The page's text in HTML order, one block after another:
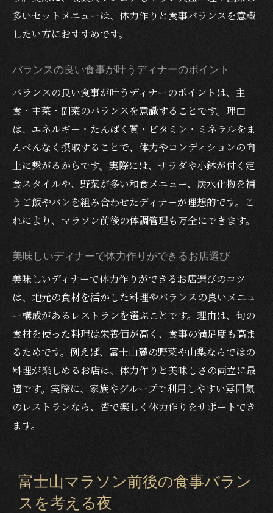
ディナーで味わう栄養満点のバランスメニ
ュー
最適
ディナーで叶える体力アップの夜ご飯選び
富士山マラソンに向けた夜ご飯のポイント
美味しい夜ご飯で体力作りをサポートしよ
う
バランスの良い夜ご飯が体力アップの鍵に
なる
河口湖駅周辺のディナーで満足できる夜ご
家族や友人と楽しむ河口湖ディナーの魅力
家族で楽しむディナーが体力作りに最適な
理由
友人と味わう河口湖の美味しいディナー体
験
バランス重視のディナーで健康をシェアし
よう
子連れでも安心なディナーの選び方と工夫
ディナーで心も体も満たされる河口湖の夜
多いセットメニューは、体力作りと食事バランスを意識
したい方におすすめです。
バランスの良い食事が叶うディナーのポイント
バランスの良い食事が叶うディナーのポイントは、主
食・主菜・副菜のバランスを意識することです。理由
は、エネルギー・たんぱく質・ビタミン・ミネラルをま
んべんなく摂取することで、体力やコンディションの向
上に繋がるからです。実際には、サラダや小鉢が付く定
食スタイルや、野菜が多い和食メニュー、炭水化物を補
うご飯やパンを組み合わせたディナーが理想的です。こ
れにより、マラソン前後の体調管理も万全にできます。
美味しいディナーで体力作りができるお店選び
美味しいディナーで体力作りができるお店選びのコツ
は、地元の食材を活かした料理やバランスの良いメニュ
ー構成があるレストランを選ぶことです。理由は、旬の
食材を使った料理は栄養価が高く、食事の満足度も高ま
るためです。例えば、富士山麓の野菜や山梨ならではの
料理が楽しめるお店は、体力作りと美味しさの両立に最
適です。実際に、家族やグループで利用しやすい雰囲気
のレストランなら、皆で楽しく体力作りをサポートでき
ます。
富士山マラソン前後の食事バラン
スを考える夜